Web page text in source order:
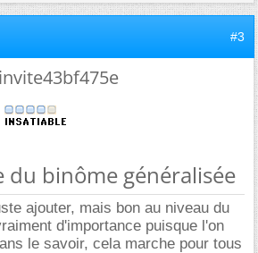
#3
invite43bf475e
du binôme généralisée
ajouter, mais bon au niveau du
d'importance puisque l'on
le savoir, cela marche pour tous